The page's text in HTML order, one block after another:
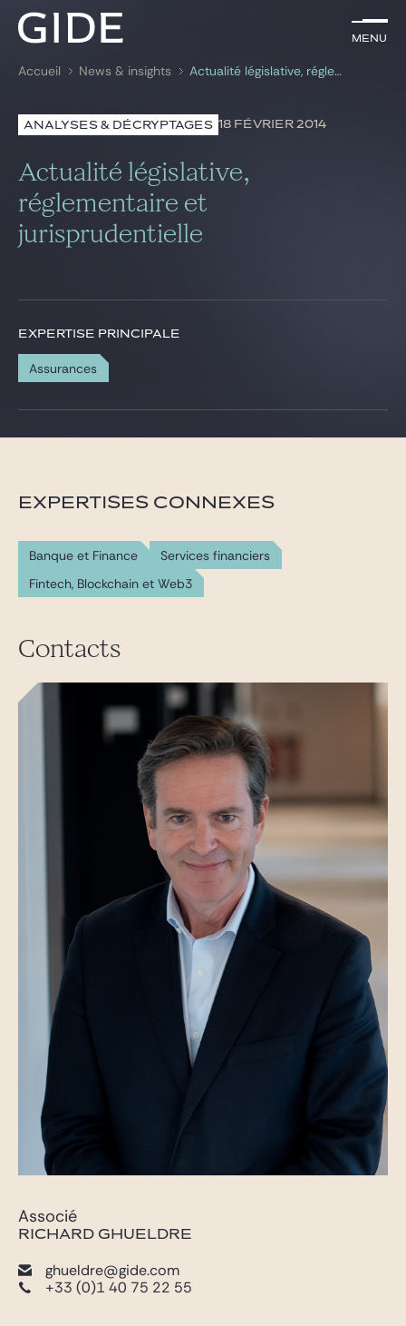
Menu
Rechercher par mots-clés
Menu
Avocats
Expertises
Global
Carrière
Gide Pro Bono et RSE
Accueil News & insights Actualité législative, réglementaire et jurisprudentielle
ANALYSES & DÉCRYPTAGES 18 FÉVRIER 2014
Actualité législative,
réglementaire et
jurisprudentielle
EXPERTISE PRINCIPALE
Assurances
EXPERTISES CONNEXES
Banque et Finance
Services financiers
Fintech, Blockchain et Web3
Contacts
Associé
RICHARD GHUELDRE
ghueldre@gide.com
+33 (0)1 40 75 22 55